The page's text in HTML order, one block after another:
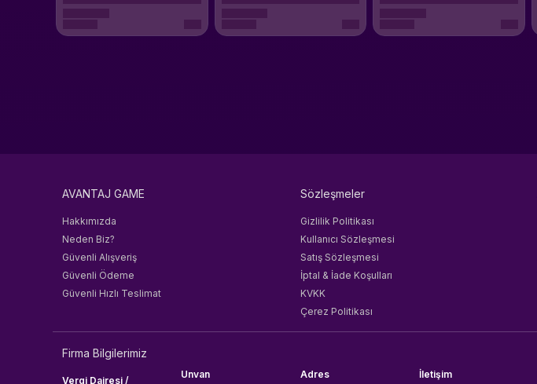
AVANTAJ GAME
Hakkımızda
Neden Biz?
Güvenli Alışveriş
Güvenli Ödeme
Güvenli Hızlı Teslimat
Sözleşmeler
Gizlilik Politikası
Kullanıcı Sözleşmesi
Satış Sözleşmesi
İptal & İade Koşulları
KVKK
Çerez Politikası
Firma Bilgilerimiz
Vergi Dairesi /
Unvan
Adres
İletişim